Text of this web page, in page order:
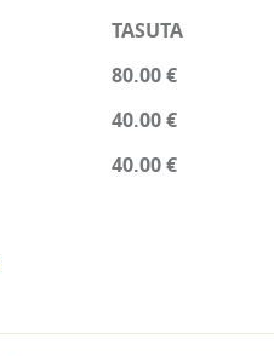
TASUTA
80.00 €
40.00 €
40.00 €